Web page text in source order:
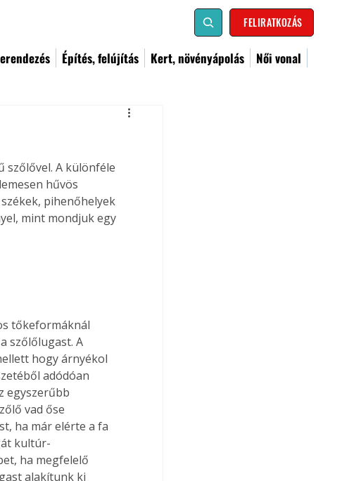
FELIRATKOZÁS
Építés, felújítás Kert, növényápolás
Női vonal
A különféle
hűvös
pihenőhelyek
mint mondjuk egy
szőlőlugast. A
hogy árnyékol
adódóan
egyszerűbb
vad őse
ha már elérte a fa
kultúr-
ha megfelelő
alakítunk ki